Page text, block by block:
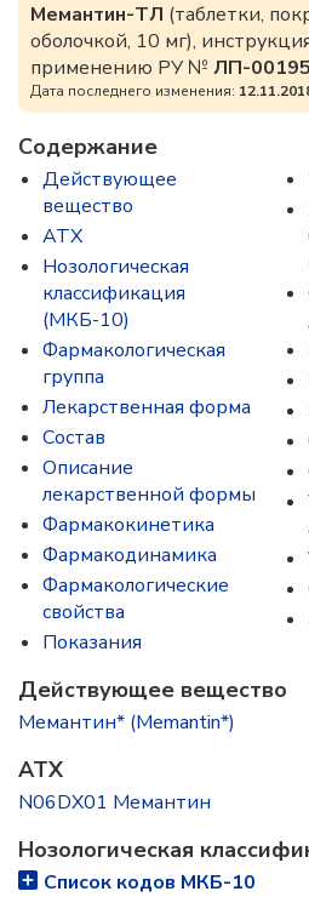
Мемантин-ТЛ (таблетки,
оболочкой, 10 мг),
применению РУ № ЛП-
Дата последнего изменения:
Содержание
Действующее
вещество
ATX
Нозологическая
классификация
(МКБ-10)
Фармакологическая
группа
Лекарственная форма
Состав
Описание
лекарственной формы
Фармакокинетика
Фармакодинамика
Фармакологические
свойства
Показания
Действующее вещество
Мемантин* (Memantin*)
ATX
N06DX01 Мемантин
Нозологическая
Список кодов МКБ-10